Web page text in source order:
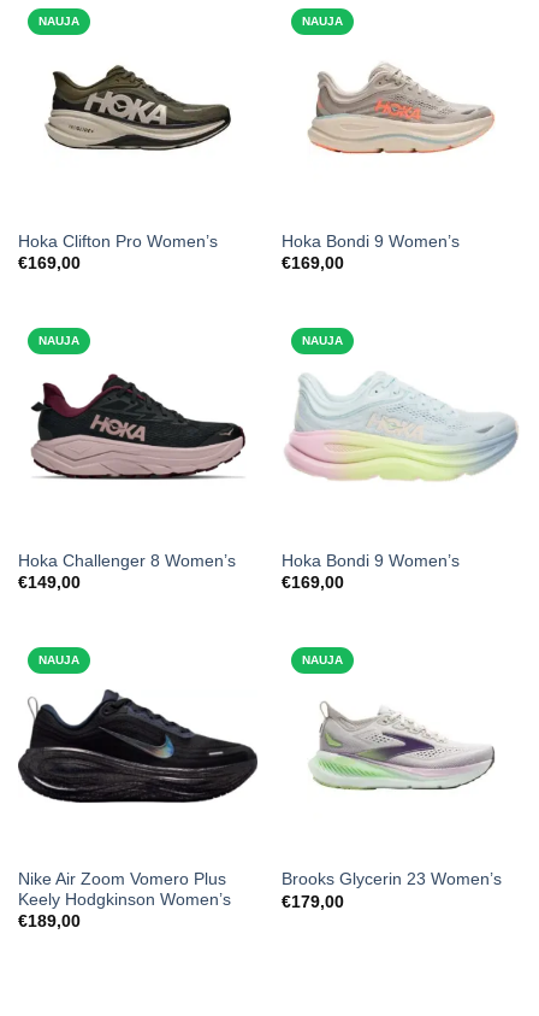
NAUJA
Hoka Clifton Pro Women’s
€169,00
NAUJA
Hoka Bondi 9 Women’s
€169,00
NAUJA
Hoka Challenger 8 Women’s
€149,00
NAUJA
Hoka Bondi 9 Women’s
€169,00
NAUJA
Nike Air Zoom Vomero Plus
Keely Hodgkinson Women’s
€189,00
NAUJA
Brooks Glycerin 23 Women’s
€179,00